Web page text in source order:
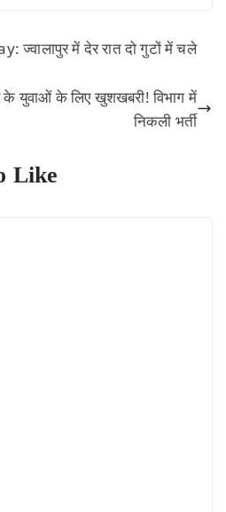
में देर रात दो गुटों में चले
के युवाओं के लिए खुशखबरी! विभाग में
निकली भर्ती
Like